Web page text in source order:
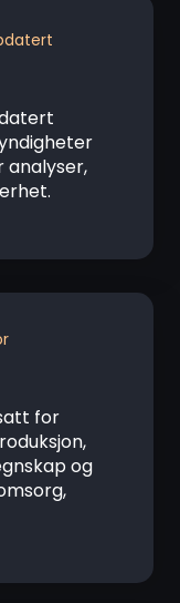
analyser,
for
og